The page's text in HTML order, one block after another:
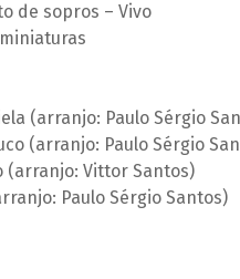
de sopros – Vivo
(arranjo: Paulo Sérgio
(arranjo: Paulo Sérgio
(arranjo: Vittor Santos)
Paulo Sérgio Santos)